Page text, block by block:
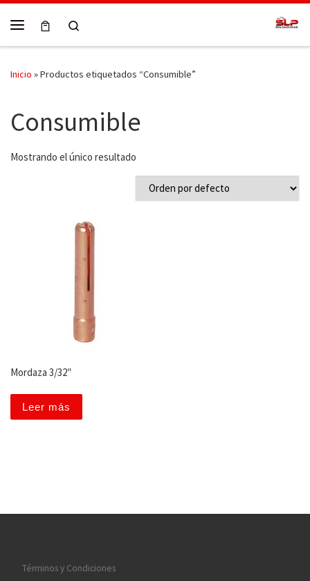
Skip to content
Inicio »Productos etiquetados “Consumible”
Consumible
Mostrando el único resultado
Mordaza 3/32″
Leer más
Términos y Condiciones